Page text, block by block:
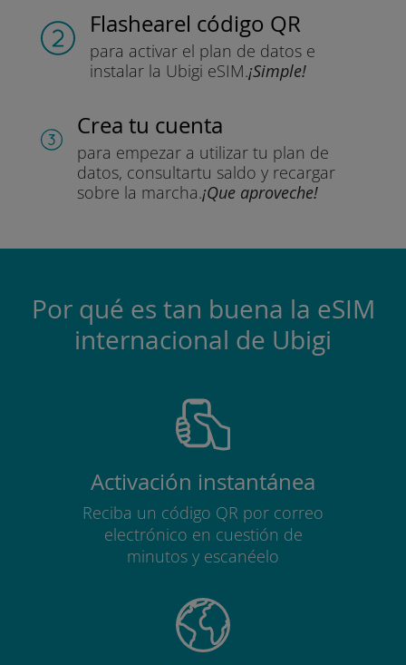
Flashearel código QR
para activar el plan de datos e
instalar la Ubigi eSIM.¡Simple!
Crea tu cuenta
para empezar a utilizar tu plan de
datos, consultartu saldo y recargar
sobre la marcha.¡Que aproveche!
Por qué es tan buena la eSIM
internacional de Ubigi
Activación instantánea
Reciba un código QR por correo
electrónico en cuestión de
minutos y escanéelo